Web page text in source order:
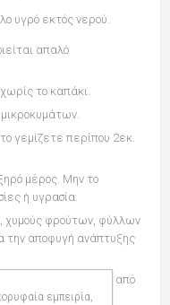
υγρό εκτός νερού.
απαλό
το καπάκι.
γεμίζετε περίπου 2εκ.
μέρος. Μην το
ή υγρασία.
χυμούς φρούτων, φύλλων
την αποφυγή ανάπτυξης
όταν είναι κενό από
εμπειρία,